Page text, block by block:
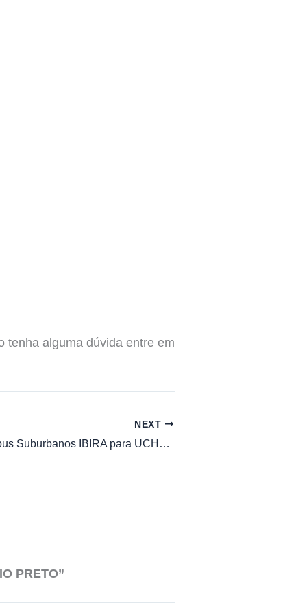
tenha alguma dúvida entre em
NEXT
Horario de Onibus Suburbanos IBIRA para UCHOA
PRETO”